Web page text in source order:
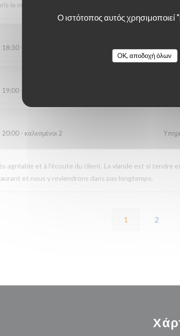
Ο ιστότοπος αυτός χρησιμοποιεί
OK, αποδοχή όλων
le menu proposé et ce fut une agréable surprise, le
18:30 - καλεσμένοι 2
19:00 - καλεσμένοι 4
20:00 - καλεσμένοι 2
agréable et à l'écoute du client. La viande est si tendre
et nous y reviendrons dans pas longtemps.
1 2